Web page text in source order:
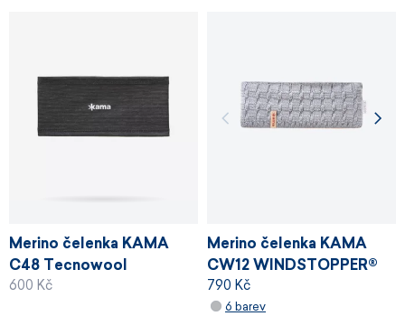
Merino čelenka KAMA
C48 Tecnowool
600 Kč
Merino čelenka KAMA
CW12 WINDSTOPPER®
790 Kč
6 barev